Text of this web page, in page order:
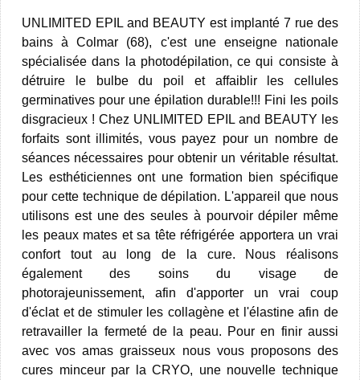
UNLIMITED EPIL and BEAUTY est implanté 7 rue des
bains à Colmar (68), c'est une enseigne nationale
spécialisée dans la photodépilation, ce qui consiste à
détruire le bulbe du poil et affaiblir les cellules
germinatives pour une épilation durable!!! Fini les poils
disgracieux ! Chez UNLIMITED EPIL and BEAUTY les
forfaits sont illimités, vous payez pour un nombre de
séances nécessaires pour obtenir un véritable résultat.
Les esthéticiennes ont une formation bien spécifique
pour cette technique de dépilation. L'appareil que nous
utilisons est une des seules à pourvoir dépiler même
les peaux mates et sa tête réfrigérée apportera un vrai
confort tout au long de la cure. Nous réalisons
également des soins du visage de
photorajeunissement, afin d'apporter un vrai coup
d'éclat et de stimuler les collagène et l'élastine afin de
retravailler la fermeté de la peau. Pour en finir aussi
avec vos amas graisseux nous vous proposons des
cures minceur par la CRYO, une nouvelle technique